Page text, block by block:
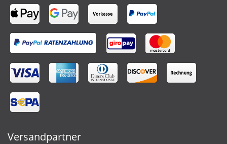
Versandpartner